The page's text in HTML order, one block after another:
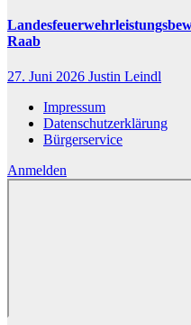
Raab
27. Juni 2026 Justin Leindl
Impressum
Datenschutzerklärung
Bürgerservice
Anmelden